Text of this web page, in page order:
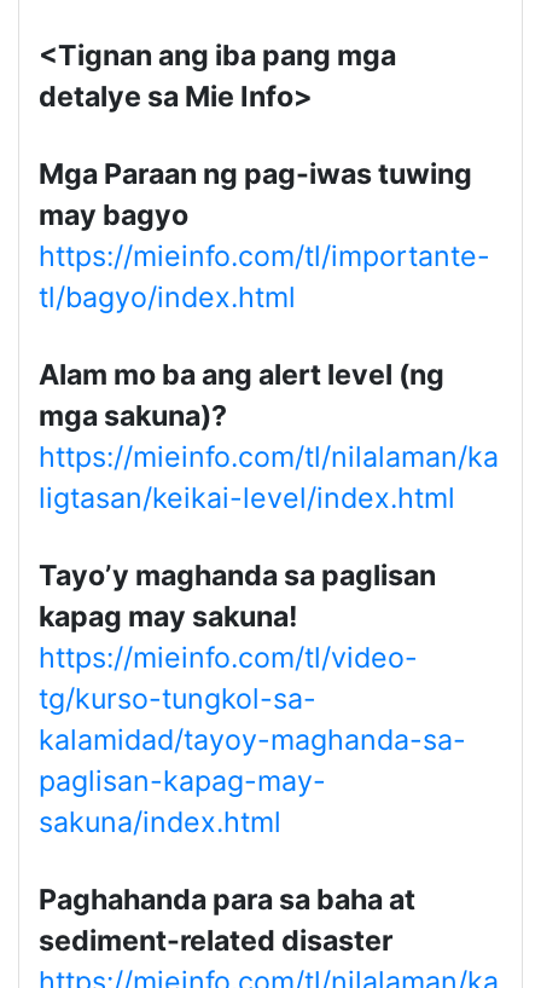
<Tignan ang iba pang mga
detalye sa Mie Info>
Mga Paraan ng pag-iwas tuwing
may bagyo
https://mieinfo.com/tl/importante-
tl/bagyo/index.html
Alam mo ba ang alert level (ng
mga sakuna)?
https://mieinfo.com/tl/nilalaman/ka
ligtasan/keikai-level/index.html
Tayo’y maghanda sa paglisan
kapag may sakuna!
https://mieinfo.com/tl/video-
tg/kurso-tungkol-sa-
kalamidad/tayoy-maghanda-sa-
paglisan-kapag-may-
sakuna/index.html
Paghahanda para sa baha at
sediment-related disaster